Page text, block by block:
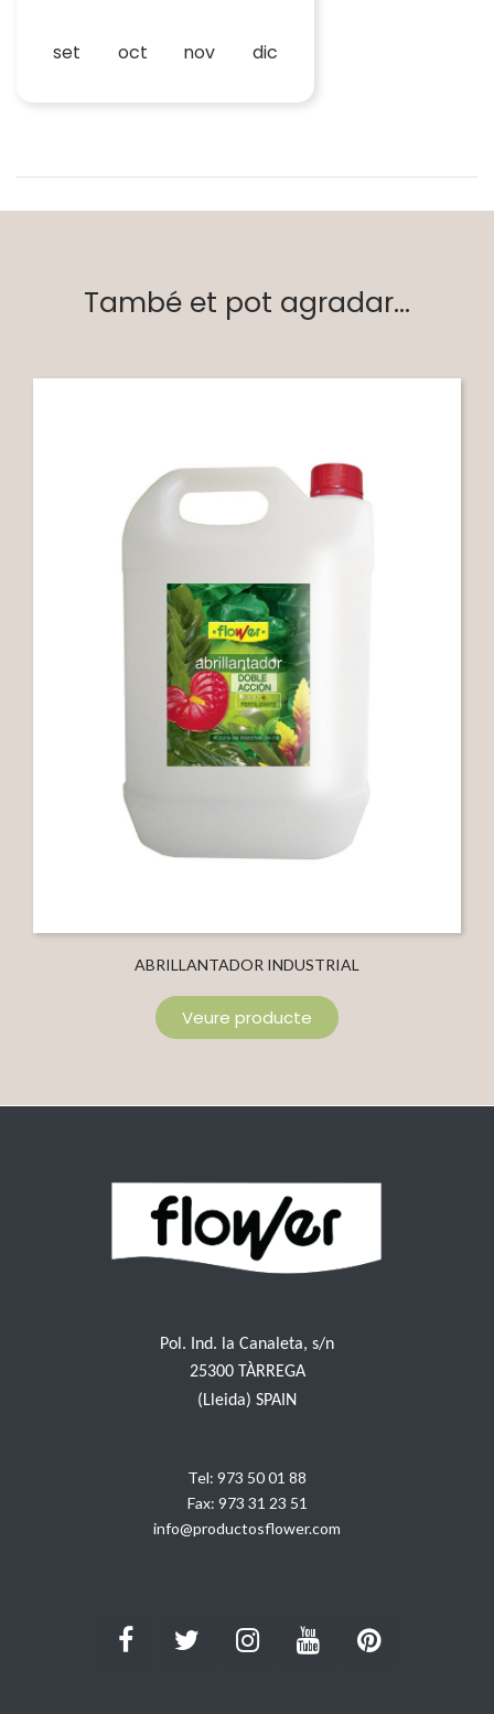
set oct nov dic
També et pot agradar...
ABRILLANTADOR INDUSTRIAL
Veure producte
Pol. Ind. la Canaleta, s/n
25300 TÀRREGA
(Lleida) SPAIN
Tel: 973 50 01 88
Fax: 973 31 23 51
info@productosflower.com